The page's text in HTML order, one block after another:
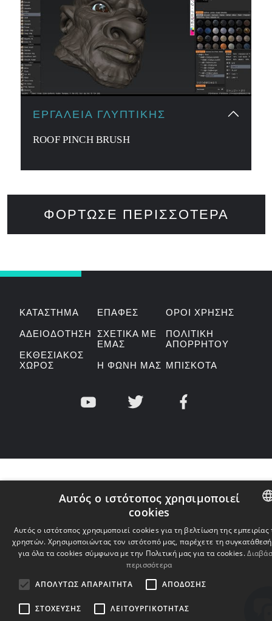
ΕΡΓΑΛΕΊΑ ΓΛΥΠΤΙΚΉΣ
ROOF PINCH BRUSH
ΦΌΡΤΩΣΕ ΠΕΡΙΣΣΌΤΕΡΑ
ΚΑΤΆΣΤΗΜΑ
ΑΔΕΙΟΔΌΤΗΣΗ
ΕΚΘΕΣΙΑΚΌΣ
ΧΏΡΟΣ
ΕΠΑΦΈΣ
ΣΧΕΤΙΚΆ ΜΕ
ΕΜΆΣ
Η ΦΩΝΉ ΜΑΣ
ΟΡΟΙ ΧΡΉΣΗΣ
ΠΟΛΙΤΙΚΉ
ΑΠΟΡΡΉΤΟΥ
ΜΠΙΣΚΌΤΑ
ENGLISH
Αυτός ο ιστότοπος χρησιμοποιεί
cookies
Αυτός ο ιστότοπος χρησιμοποιεί cookies για τη βελτίωση της
χρηστών. Χρησιμοποιώντας τον ιστότοπό μας, παρέχετε τη
για όλα τα cookies σύμφωνα με την Πολιτική μας για τα cookies.
περισσότερα
ΑΠΟΛΎΤΩΣ ΑΠΑΡΑΊΤΗΤΑ
ΑΠΌΔΟΣΗΣ
ΣΤΌΧΕΥΣΗΣ ΛΕΙΤΟΥΡΓΙΚΌΤΗΤΑΣ